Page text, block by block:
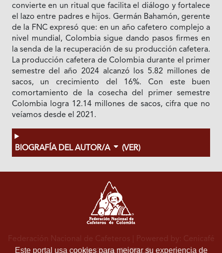
convierte en un ritual que facilita el diálogo y fortalece
el lazo entre padres e hijos. Germán Bahamón, gerente
de la FNC expresó que: en un año cafetero complejo a
nivel mundial, Colombia sigue dando pasos firmes en
la senda de la recuperación de su producción cafetera.
La producción cafetera de Colombia durante el primer
semestre del año 2024 alcanzó los 5.82 millones de
sacos, un crecimiento del 16%. Con este buen
comortamiento de la cosecha del primer semestre
Colombia logra 12.14 millones de sacos, cifra que no
veíamos desde el 2021.
BIOGRAFÍA DEL AUTOR/A (VER)
Este portal usa cookies para mejorar su experiencia de
Federación Nacional de Cafeteros | Powered by: Cenicafé